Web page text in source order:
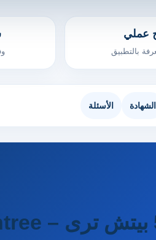
عملي
بالتطبيق
الشهادة الأسئلة